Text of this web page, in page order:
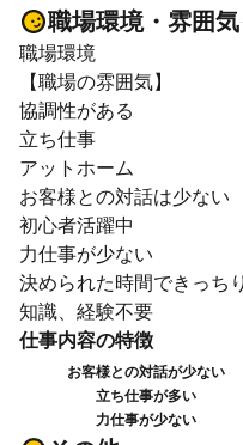
職場環境・雰囲気
職場環境
【職場の雰囲気】
協調性がある
立ち仕事
アットホーム
お客様との対話は少ない
初心者活躍中
力仕事が少ない
決められた時間できっちり
知識、経験不要
仕事内容の特徴
お客様との対話が少ない
立ち仕事が多い
力仕事が少ない